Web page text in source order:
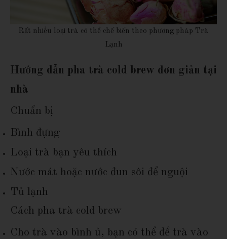
Rất nhiều loại trà có thể chế biến theo phương pháp Trà
Lạnh
Hướng dẫn pha trà cold brew đơn giản tại
nhà
Chuẩn bị
Bình đựng
Loại trà bạn yêu thích
Nước mát hoặc nước đun sôi để nguội
Tủ lạnh
Cách pha trà cold brew
Cho trà vào bình ủ, bạn có thể để trà vào